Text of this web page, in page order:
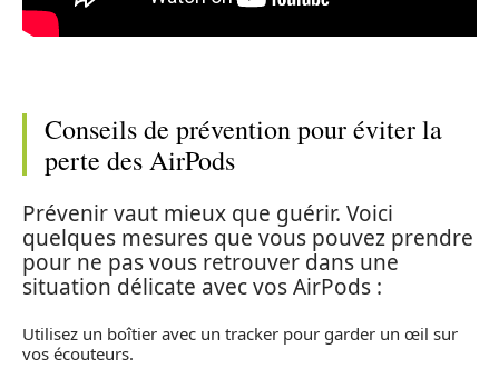
Conseils de prévention pour éviter la
perte des AirPods
Prévenir vaut mieux que guérir. Voici
quelques mesures que vous pouvez prendre
pour ne pas vous retrouver dans une
situation délicate avec vos AirPods :
Utilisez un boîtier avec un tracker pour garder un œil sur
vos écouteurs.